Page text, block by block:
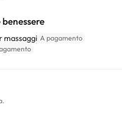
benessere
massaggi A pagamento